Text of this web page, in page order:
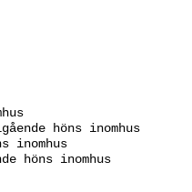
höns inomhus
inomhus
höns inomhus